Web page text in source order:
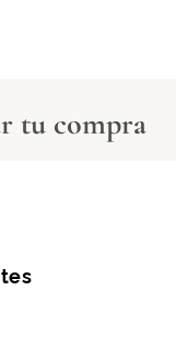
tu compra